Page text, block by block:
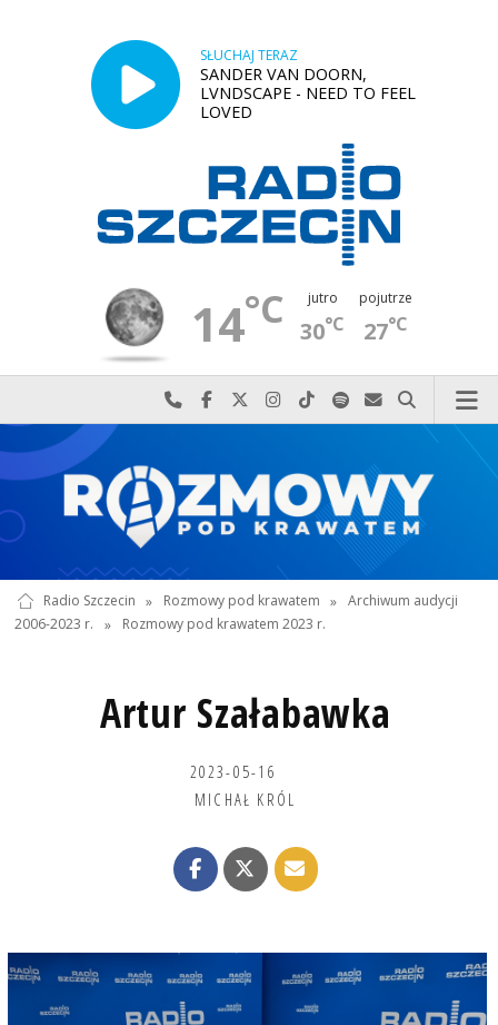
SŁUCHAJ TERAZ
SANDER VAN DOORN,
LVNDSCAPE - NEED TO FEEL
LOVED
14°C jutro
30°C
pojutrze
27°C
Najlepiej po prostu do nas zadzwoń
Odwiedź nas na Facebook-u
Odwiedź nas na X
Odwiedź nas na Instagram-ie
Odwiedź nas na TikTok-u
Szukaj nas na Spotify
Wyślij do nas
Szukaj
Radio Szczecin » Rozmowy pod krawatem » Archiwum audycji
2006-2023 r.
» Rozmowy pod krawatem 2023 r.
Artur Szałabawka
2023-05-16
MICHAŁ KRÓL